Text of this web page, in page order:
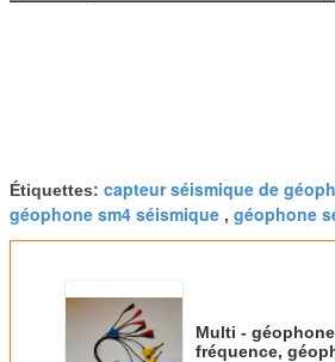
Étiquettes: capteur séismique de
géophone sm4 séismique , géophone
Multi -
fréquence,